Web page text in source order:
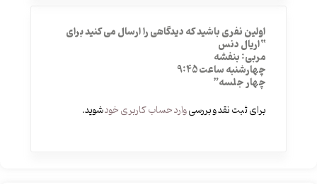
اولین نفری باشید که دیدگاهی را ارسال می کنید برای
“اریال دنس
مربی: بنفشه
چهارشنبه ساعت 9:45
چهار جلسه”
برای ثبت نقد و بررسیوارد حساب کاربری خودشوید.